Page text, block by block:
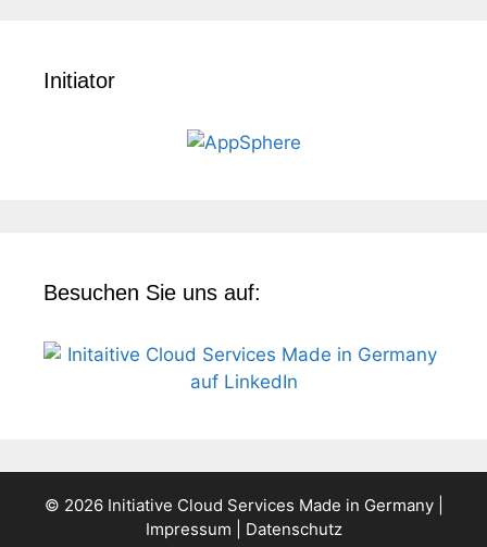
Initiator
Besuchen Sie uns auf:
© 2026 Initiative Cloud Services Made in Germany |
Impressum
Datenschutz